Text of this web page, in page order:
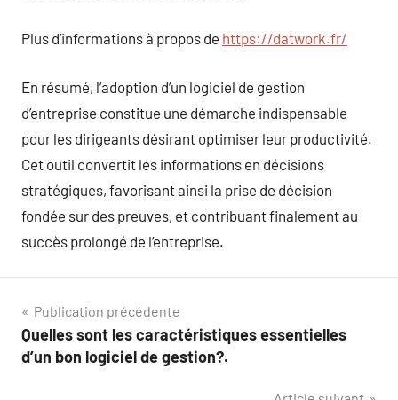
Plus d’informations à propos de https://datwork.fr/
En résumé, l’adoption d’un logiciel de gestion
d’entreprise constitue une démarche indispensable
pour les dirigeants désirant optimiser leur productivité.
Cet outil convertit les informations en décisions
stratégiques, favorisant ainsi la prise de décision
fondée sur des preuves, et contribuant finalement au
succès prolongé de l’entreprise.
Navigation
de
Publication précédente
Quelles sont les caractéristiques essentielles
d’un bon logiciel de gestion?.